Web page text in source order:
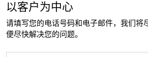
以客户为中心
请填写您的电话号码和电子邮件，我们将
便尽快解决您的问题。